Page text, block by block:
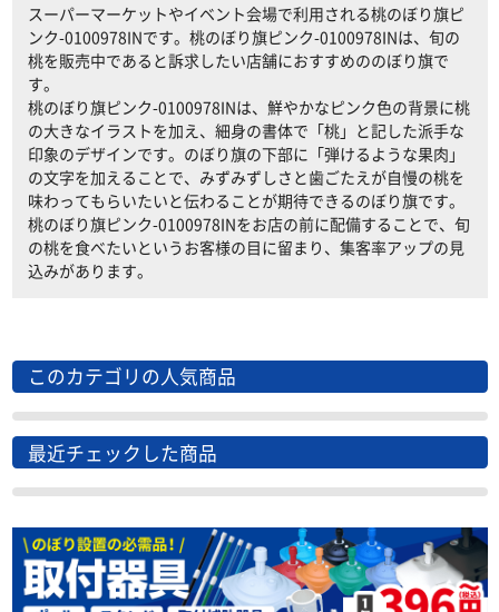
スーパーマーケットやイベント会場で利用される桃のぼり旗ピ
ンク-0100978INです。桃のぼり旗ピンク-0100978INは、旬の
桃を販売中であると訴求したい店舗におすすめののぼり旗で
す。
桃のぼり旗ピンク-0100978INは、鮮やかなピンク色の背景に桃
の大きなイラストを加え、細身の書体で「桃」と記した派手な
印象のデザインです。のぼり旗の下部に「弾けるような果肉」
の文字を加えることで、みずみずしさと歯ごたえが自慢の桃を
味わってもらいたいと伝わることが期待できるのぼり旗です。
桃のぼり旗ピンク-0100978INをお店の前に配備することで、旬
の桃を食べたいというお客様の目に留まり、集客率アップの見
込みがあります。
このカテゴリの人気商品
最近チェックした商品